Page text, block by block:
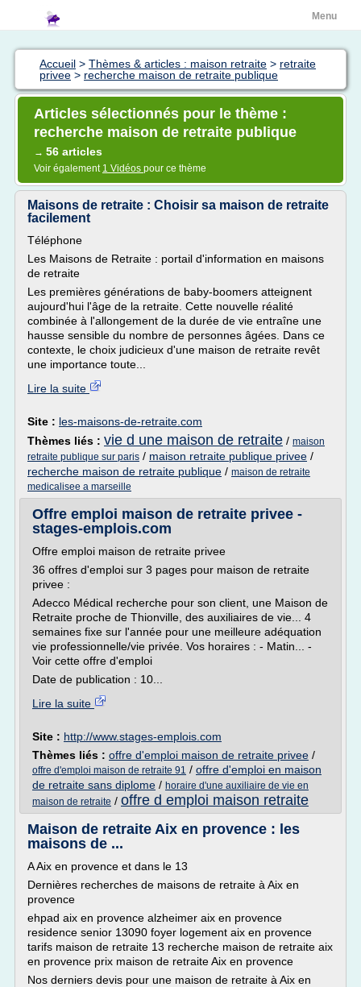
Menu
Accueil > Thèmes & articles : maison retraite > retraite
privee > recherche maison de retraite publique
Articles sélectionnés pour le thème :
recherche maison de retraite publique
→ 56 articles
Voir également 1 Vidéos pour ce thème
Maisons de retraite : Choisir sa maison de retraite
facilement
Téléphone
Les Maisons de Retraite : portail d'information en maisons
de retraite
Les premières générations de baby-boomers atteignent
aujourd'hui l'âge de la retraite. Cette nouvelle réalité
combinée à l'allongement de la durée de vie entraîne une
hausse sensible du nombre de personnes âgées. Dans ce
contexte, le choix judicieux d'une maison de retraite revêt
une importance toute...
Lire la suite
Site : les-maisons-de-retraite.com
Thèmes liés : vie d une maison de retraite / maison
retraite publique sur paris / maison retraite publique privee /
recherche maison de retraite publique / maison de retraite
medicalisee a marseille
Offre emploi maison de retraite privee -
stages-emplois.com
Offre emploi maison de retraite privee
36 offres d'emploi sur 3 pages pour maison de retraite
privee :
Adecco Médical recherche pour son client, une Maison de
Retraite proche de Thionville, des auxiliaires de vie... 4
semaines fixe sur l'année pour une meilleure adéquation
vie professionnelle/vie privée. Vos horaires : - Matin... -
Voir cette offre d'emploi
Date de publication : 10...
Lire la suite
Site : http://www.stages-emplois.com
Thèmes liés : offre d'emploi maison de retraite privee /
offre d'emploi maison de retraite 91 / offre d'emploi en maison
de retraite sans diplome / horaire d'une auxiliaire de vie en
maison de retraite / offre d emploi maison retraite
Maison de retraite Aix en provence : les
maisons de ...
A Aix en provence et dans le 13
Dernières recherches de maisons de retraite à Aix en
provence
ehpad aix en provence alzheimer aix en provence
residence senior 13090 foyer logement aix en provence
tarifs maison de retraite 13 recherche maison de retraite aix
en provence prix maison de retraite Aix en provence
Nos derniers devis pour une maison de retraite à Aix en